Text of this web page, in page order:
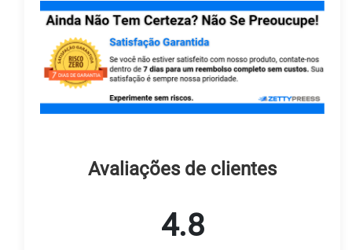
Avaliações de clientes
4.8